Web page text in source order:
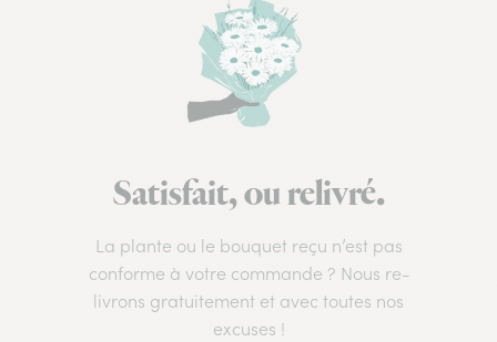
Satisfait, ou relivré.
La plante ou le bouquet reçu n’est pas
conforme à votre commande ? Nous re-
livrons gratuitement et avec toutes nos
excuses !